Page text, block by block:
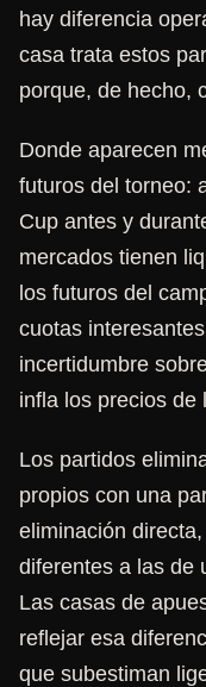
hay diferencia
casa trata estos
porque, de hecho,
Donde aparecen
futuros del torneo:
Cup antes y
mercados tienen
los futuros del
cuotas
incertidumbre
infla los precios de
Los partidos
propios con una
eliminación
diferentes a las de
Las casas de
reflejar esa
que subestiman